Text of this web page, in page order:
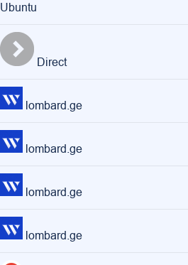
Ubuntu
Direct
lombard.ge
lombard.ge
lombard.ge
lombard.ge